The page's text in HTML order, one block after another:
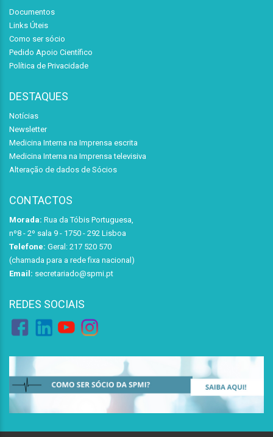
Documentos
Links Úteis
Como ser sócio
Pedido Apoio Científico
Política de Privacidade
DESTAQUES
Notícias
Newsletter
Medicina Interna na Imprensa escrita
Medicina Interna na Imprensa televisiva
Alteração de dados de Sócios
CONTACTOS
Morada: Rua da Tóbis Portuguesa,
nº8 - 2º sala 9 - 1750 - 292 Lisboa
Telefone: Geral: 217 520 570
(chamada para a rede fixa nacional)
Email: secretariado@spmi.pt
REDES SOCIAIS